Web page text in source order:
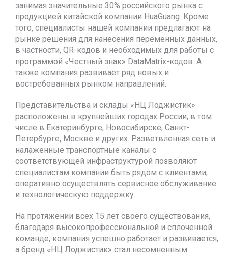
занимая значительные 30% российского рынка с
продукцией китайской компании HuaGuang. Кроме
того, специалисты нашей компании предлагают на
рынке решения для нанесения переменных данных,
в частности, QR-кодов и необходимых для работы с
программой «Честный знак» DataMatrix-кодов. А
также компания развивает ряд новых и
востребованных рынком направлений.
Представительства и склады «НЦ Лоджистик»
расположены в крупнейших городах России, в том
числе в Екатеринбурге, Новосибирске, Санкт-
Петербурге, Москве и других. Разветвленная сеть и
налаженные транспортные каналы с
соответствующей инфраструктурой позволяют
специалистам компании быть рядом с клиентами,
оперативно осуществлять сервисное обслуживание
и технологическую поддержку.
На протяжении всех 15 лет своего существования,
благодаря высокопрофессиональной и сплоченной
команде, компания успешно работает и развивается,
а бренд «НЦ Лоджистик» стал несомненным